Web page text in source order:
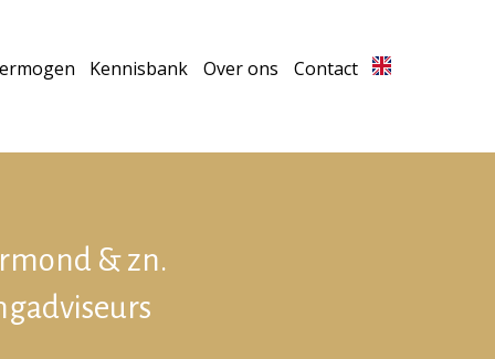
Kennisbank Over ons Contact
& zn.